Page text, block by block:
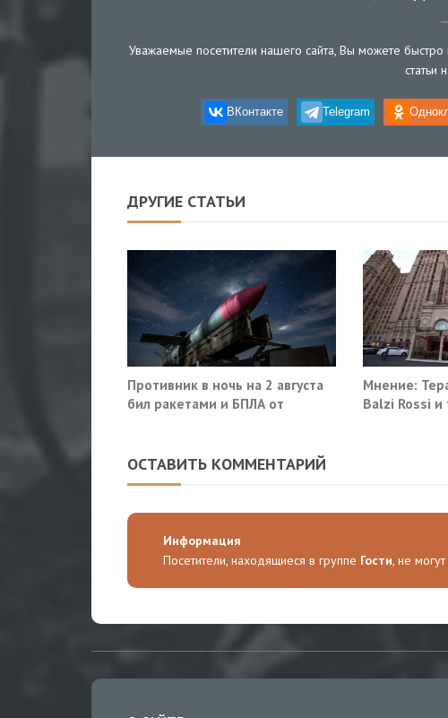
Уважаемые посетители нашего сайта, Вы можете быстро
статьи
ВКонтакте Telegram
ДРУГИЕ СТАТЬИ
Противник в ночь на 2 августа
бил ракетами и БПЛА от
Мнение:
Balzi Rossi
ОСТАВИТЬ КОММЕНТАРИЙ
Информация
Посетители, находящиеся в группе Гости, не